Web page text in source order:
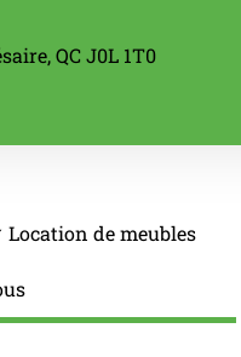
QC J0L 1T0
Location de meubles